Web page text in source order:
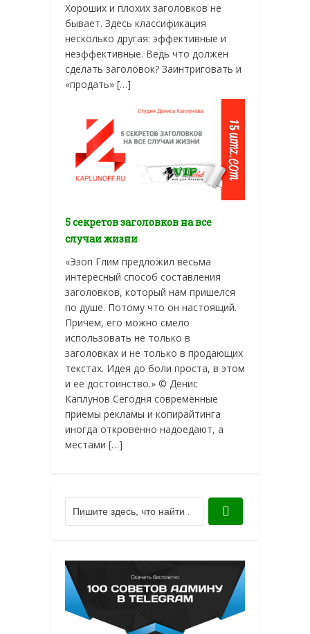
Хороших и плохих заголовков не
бывает. Здесь классификация
несколько другая: эффективные и
неэффективные. Ведь что должен
сделать заголовок? Заинтриговать и
«продать» […]
5 секретов заголовков на все
случаи жизни
«Эзоп Глим предложил весьма
интересный способ составления
заголовков, который нам пришелся
по душе. Потому что он настоящий.
Причем, его можно смело
использовать не только в
заголовках и не только в продающих
текстах. Идея до боли проста, в этом
и ее достоинство.» © Денис
Каплунов Сегодня современные
приемы рекламы и копирайтинга
иногда откровенно надоедают, а
местами […]